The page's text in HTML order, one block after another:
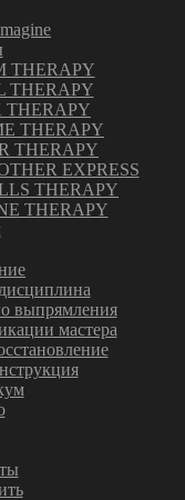
THERAPY
THERAPY
THERAPY
THERAPY
THERAPY
EXPRESS
THERAPY
THERAPY
выпрямления
мастера